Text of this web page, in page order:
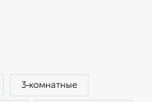
3‑комнатные